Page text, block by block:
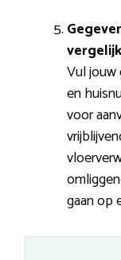
Vul jouw
en
voor
gaan op